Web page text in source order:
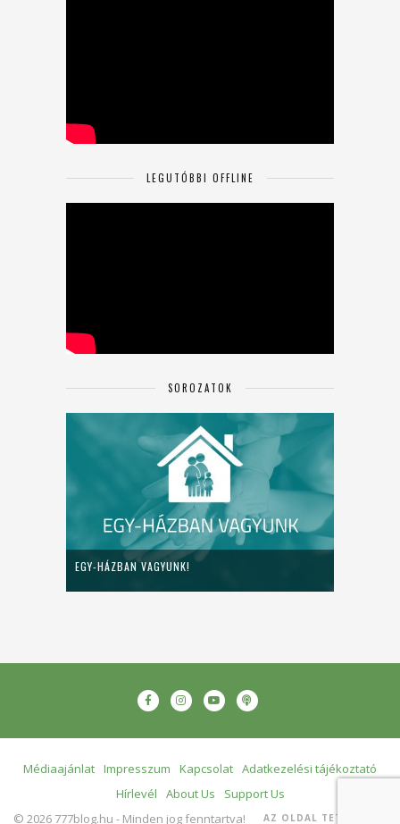
LEGUTÓBBI OFFLINE
SOROZATOK
EGY-HÁZBAN VAGYUNK!
Médiaajánlat Impresszum Kapcsolat Adatkezelési tájékoztató
Hírlevél
About Us
Support Us
© 2026 777blog.hu - Minden jog fenntartva!
AZ OLDAL TETEJÉRE